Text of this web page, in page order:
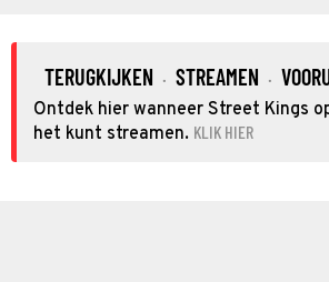
TERUGKIJKEN · STREAMEN ·
Ontdek hier wanneer Street Kings
het kunt streamen. KLIK HIER